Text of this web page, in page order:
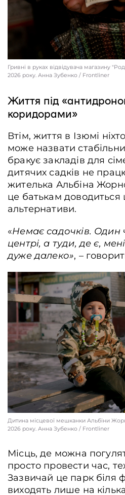
Продавчиня Анна Петриченко, Ізюм,
Зубенко / Frontliner
Гривні в руках відвідувача магазину
2026 року. Анна Зубенко / Frontliner
Життя під
коридорами»
Втім, життя в Ізюмі
може назвати
бракує закладів для
дитячих садків не
жителька Альбіна
це батькам доводиться
альтернативи.
«Немає садочків. Один
центрі, а туди, де є,
дуже далеко», –
Дитина місцевої мешканки Альбіни
2026 року. Анна Зубенко / Frontliner
Місць, де можна
просто провести час,
Зазвичай це парк біля
виходять лише на